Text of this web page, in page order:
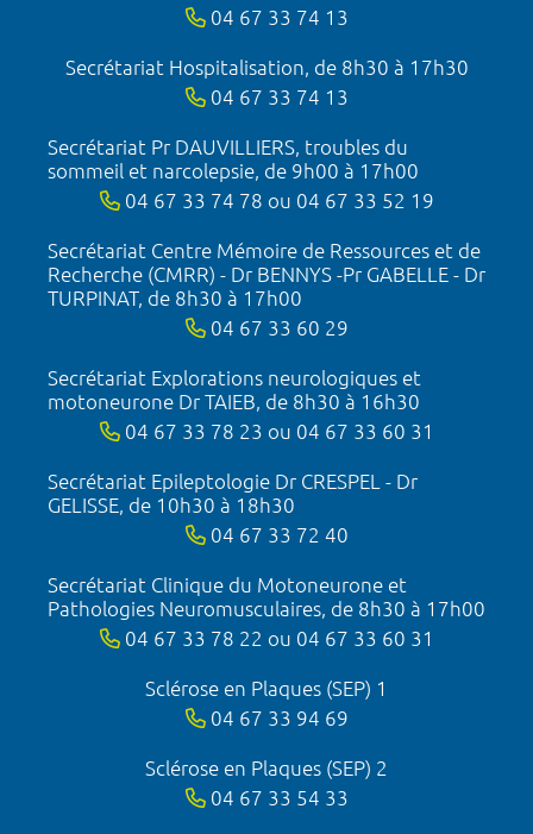
04 67 33 74 13
Secrétariat Hospitalisation, de 8h30 à 17h30
04 67 33 74 13
Secrétariat Pr DAUVILLIERS, troubles du
sommeil et narcolepsie, de 9h00 à 17h00
04 67 33 74 78 ou 04 67 33 52 19
Secrétariat Centre Mémoire de Ressources et de
Recherche (CMRR) - Dr BENNYS -Pr GABELLE - Dr
TURPINAT, de 8h30 à 17h00
04 67 33 60 29
Secrétariat Explorations neurologiques et
motoneurone Dr TAIEB, de 8h30 à 16h30
04 67 33 78 23 ou 04 67 33 60 31
Secrétariat Epileptologie Dr CRESPEL - Dr
GELISSE, de 10h30 à 18h30
04 67 33 72 40
Secrétariat Clinique du Motoneurone et
Pathologies Neuromusculaires, de 8h30 à 17h00
04 67 33 78 22 ou 04 67 33 60 31
Sclérose en Plaques (SEP) 1
04 67 33 94 69
Sclérose en Plaques (SEP) 2
04 67 33 54 33